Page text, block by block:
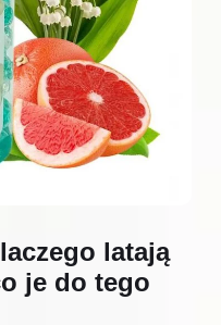
latają
je do tego